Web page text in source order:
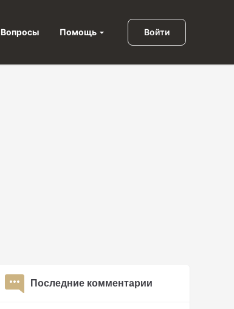
Вопросы Помощь Войти
Последние комментарии